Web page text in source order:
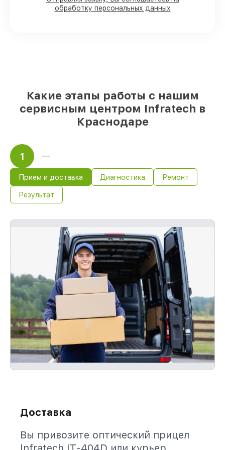
прицелов имеются в наличии или
обработку персональных данных
Какие этапы работы с нашим
сервисным центром Infratech в
Краснодаре
1
Прием и доставка Диагностика Ремонт
Результат
Доставка
Вы привозите оптический прицел